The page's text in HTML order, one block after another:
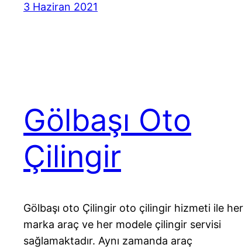
3 Haziran 2021
Gölbaşı Oto
Çilingir
Gölbaşı oto Çilingir oto çilingir hizmeti ile her
marka araç ve her modele çilingir servisi
sağlamaktadır. Aynı zamanda araç